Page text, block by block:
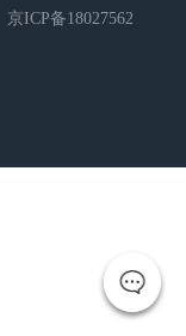
京ICP备18027562